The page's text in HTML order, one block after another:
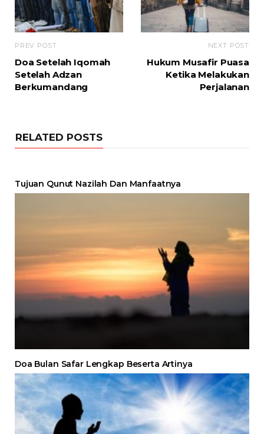
PREV POST
Doa Setelah Iqomah
Setelah Adzan
Berkumandang
NEXT POST
Hukum Musafir Puasa
Ketika Melakukan
Perjalanan
RELATED POSTS
Tujuan Qunut Nazilah Dan Manfaatnya
Doa Bulan Safar Lengkap Beserta Artinya